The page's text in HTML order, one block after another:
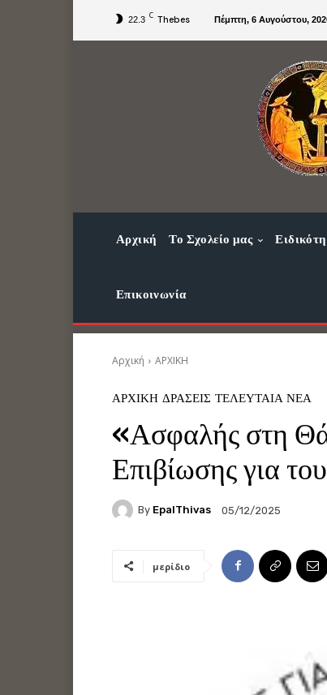
22.3 C Thebes Πέμπτη, 6 Αυγούστου,
Αρχική Το Σχολείο μας
Επικοινωνία
Αρχική ΑΡΧΙΚΗ
ΑΡΧΙΚΗ ΔΡΑΣΕΙΣ ΤΕΛΕΥΤΑΊΑ ΝΈΑ
«Ασφαλής στη
Επιβίωσης για
By EpalThivas 05/12/2025
μερίδιο